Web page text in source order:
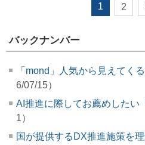
1 2
バックナンバー
「mond」人気から見えてく
6/07/15）
AI推進に際してお薦めしたい
1）
国が提供するDX推進施策を